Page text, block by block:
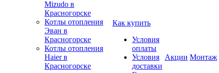
Mizudo в
Красногорске
Котлы отопления
Эван в
Красногорске
Котлы отопления
Haier в
Красногорске
Как купить
Условия
оплаты
Условия
доставки
Акции Монтаж